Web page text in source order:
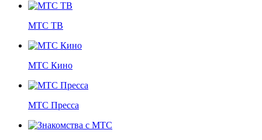
МТС ТВ
МТС Кино
МТС Пресса